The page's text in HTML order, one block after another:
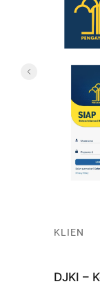
KLIEN
DJKI –